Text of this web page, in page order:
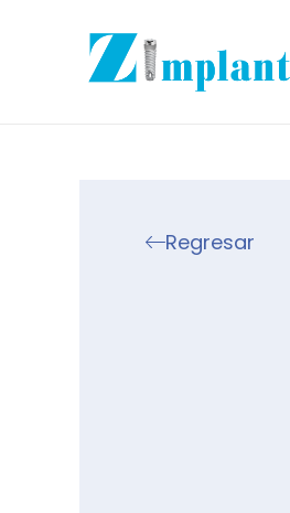
Regresar